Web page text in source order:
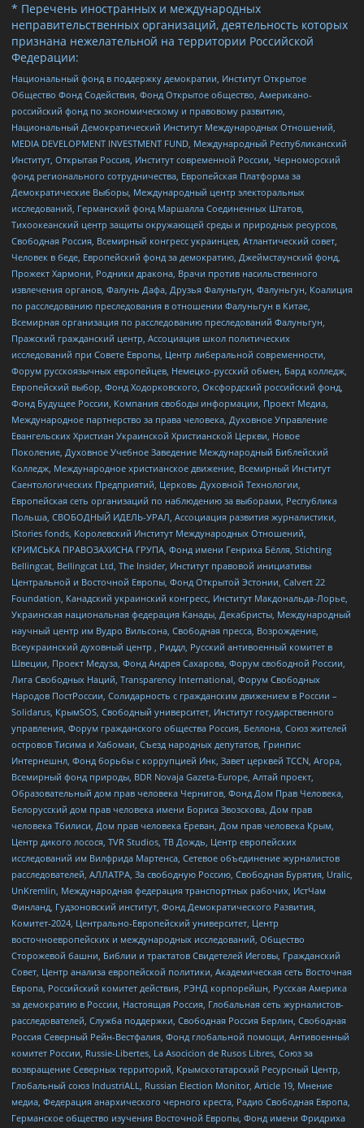
* Перечень иностранных и международных
неправительственных организаций, деятельность которых
признана нежелательной на территории Российской
Федерации:
Национальный фонд в поддержку демократии, Институт Открытое
Общество Фонд Содействия, Фонд Открытое общество, Американо-
российский фонд по экономическому и правовому развитию,
Национальный Демократический Институт Международных Отношений,
MEDIA DEVELOPMENT INVESTMENT FUND, Международный Республиканский
Институт, Открытая Россия, Институт современной России, Черноморский
фонд регионального сотрудничества, Европейская Платформа за
Демократические Выборы, Международный центр электоральных
исследований, Германский фонд Маршалла Соединенных Штатов,
Тихоокеанский центр защиты окружающей среды и природных ресурсов,
Свободная Россия, Всемирный конгресс украинцев, Атлантический совет,
Человек в беде, Европейский фонд за демократию, Джеймстаунский фонд,
Прожект Хармони, Родники дракона, Врачи против насильственного
извлечения органов, Фалунь Дафа, Друзья Фалуньгун, Фалуньгун, Коалиция
по расследованию преследования в отношении Фалуньгун в Китае,
Всемирная организация по расследованию преследований Фалуньгун,
Пражский гражданский центр, Ассоциация школ политических
исследований при Совете Европы, Центр либеральной современности,
Форум русскоязычных европейцев, Немецко-русский обмен, Бард колледж,
Европейский выбор, Фонд Ходорковского, Оксфордский российский фонд,
Фонд Будущее России, Компания свободы информации, Проект Медиа,
Международное партнерство за права человека, Духовное Управление
Евангельских Христиан Украинской Христианской Церкви, Новое
Поколение, Духовное Учебное Заведение Международный Библейский
Колледж, Международное христианское движение, Всемирный Институт
Саентологических Предприятий, Церковь Духовной Технологии,
Европейская сеть организаций по наблюдению за выборами, Республика
Польша, СВОБОДНЫЙ ИДЕЛЬ-УРАЛ, Ассоциация развития журналистики,
IStories fonds, Королевский Институт Международных Отношений,
КРИМСЬКА ПРАВОЗАХИСНА ГРУПА, Фонд имени Генриха Бёлля, Stichting
Bellingcat, Bellingcat Ltd, The Insider, Институт правовой инициативы
Центральной и Восточной Европы, Фонд Открытой Эстонии, Calvert 22
Foundation, Канадский украинский конгресс, Институт Макдональда-Лорье,
Украинская национальная федерация Канады, Декабристы, Международный
научный центр им Вудро Вильсона, Свободная пресса, Возрождение,
Всеукраинский духовный центр , Риддл, Русский антивоенный комитет в
Швеции, Проект Медуза, Фонд Андрея Сахарова, Форум свободной России,
Лига Свободных Наций, Transparеncy International, Форум Свободных
Народов ПостРоссии, Солидарность с гражданским движением в России –
Solidarus, КрымSOS, Свободный университет, Институт государственного
управления, Форум гражданского общества Россия, Беллона, Союз жителей
островов Тисима и Хабомаи, Съезд народных депутатов, Гринпис
Интернешнл, Фонд борьбы с коррупцией Инк, Завет церквей TCCN, Агора,
Всемирный фонд природы, BDR Novaja Gazeta-Europe, Алтай проект,
Образовательный дом прав человека Чернигов, Фонд Дом Прав Человека,
Белорусский дом прав человека имени Бориса Звозскова, Дом прав
человека Тбилиси, Дом прав человека Ереван, Дом прав человека Крым,
Центр дикого лосося, TVR Studios, ТВ Дождь, Центр европейских
исследований им Вилфрида Мартенса, Сетевое объединение журналистов
расследователей, АЛЛАТРА, За свободную Россию, Свободная Бурятия, Uralic,
UnKremlin, Международная федерация транспортных рабочих, ИстЧам
Финланд, Гудзоновский институт, Фонд Демократического Развития,
Комитет-2024, Центрально-Европейский университет, Центр
восточноевропейских и международных исследований, Общество
Сторожевой башни, Библии и трактатов Свидетелей Иеговы, Гражданский
Совет, Центр анализа европейской политики, Академическая сеть Восточная
Европа, Российский комитет действия, РЭНД корпорейшн, Русская Америка
за демократию в России, Настоящая Россия, Глобальная сеть журналистов-
расследователей, Служба поддержки, Свободная Россия Берлин, Свободная
Россия Северный Рейн-Вестфалия, Фонд глобальной помощи, Антивоенный
комитет России, Russie-Libertes, La Asocicion de Rusos Libres, Союз за
возвращение Северных территорий, Крымскотатарский Ресурсный Центр,
Глобальный союз IndustriALL, Russian Election Monitor, Article 19, Мнение
медиа, Федерация анархического черного креста, Радио Свободная Европа,
Германское общество изучения Восточной Европы, Фонд имени Фридриха